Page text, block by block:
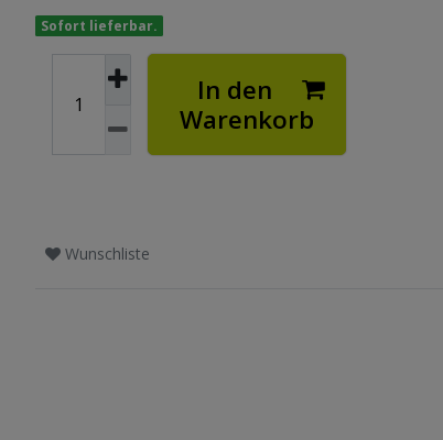
Sofort lieferbar.
In den
Warenkorb
Wunschliste